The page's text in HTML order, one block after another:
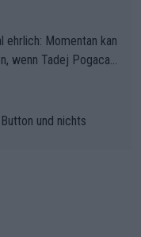
der Schaden am Ber
das große Finale R
Oberwasser, ab
In gehen. (gregman
ehrlich: Momentan kan
wenn Tadej Pogacar
und nichts